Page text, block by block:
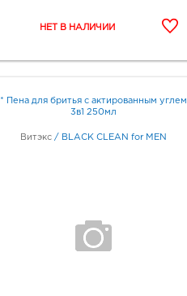
* Пена для бритья с актированным углем
3в1 250мл
Витэкс / BLACK CLEAN for MEN